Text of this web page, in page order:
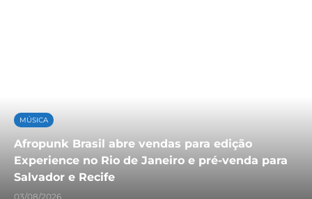
MÚSICA
Afropunk Brasil abre vendas para edição
Experience no Rio de Janeiro e pré-venda para
Salvador e Recife
03/08/2026